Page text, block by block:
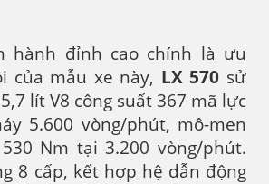
hành đỉnh cao chính là ưu
của mẫu xe này, LX 570 sử
lít V8 công suất 367 mã lực
5.600 vòng/phút, mô-men
Nm tại 3.200 vòng/phút.
8 cấp, kết hợp hệ dẫn động